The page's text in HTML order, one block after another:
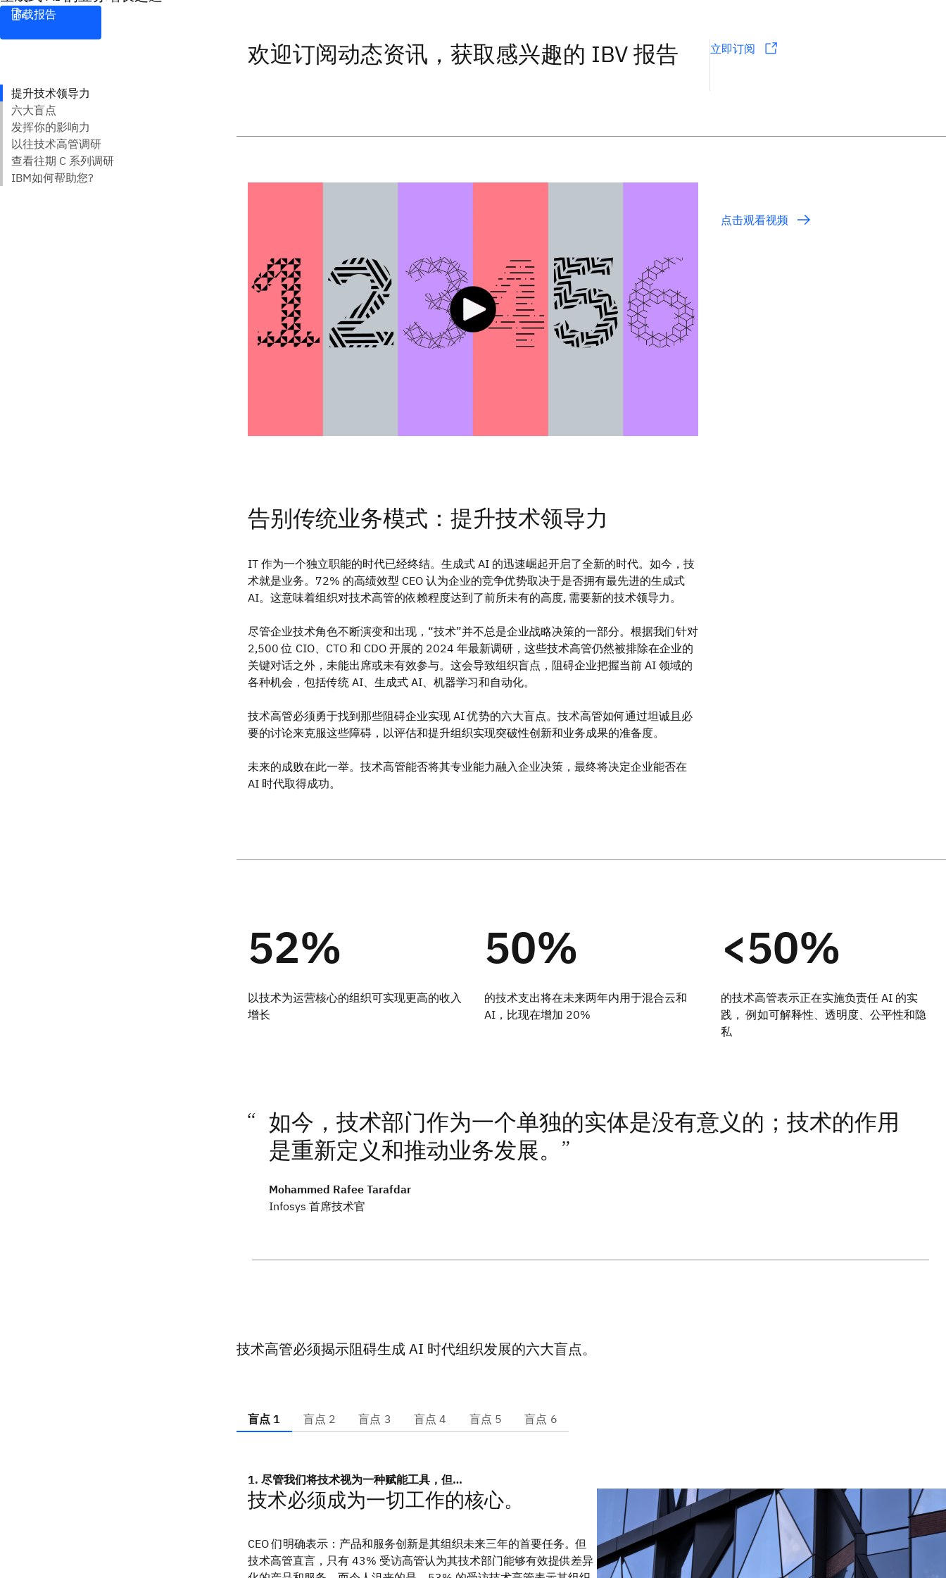
下载报告
欢迎订阅动态资讯，获取感兴趣的 IBV 报告 立即订阅
点击观看视频
告别传统业务模式：提升技术领导力
IT 作为一个独立职能的时代已经终结。生成式 AI 的迅速崛起开启了全新的时代。如今，技
术就是业务。72% 的高绩效型 CEO 认为企业的竞争优势取决于是否拥有最先进的生成式
AI。这意味着组织对技术高管的依赖程度达到了前所未有的高度, 需要新的技术领导力。
尽管企业技术角色不断演变和出现，“技术”并不总是企业战略决策的一部分。根据我们针对
2,500 位 CIO、CTO 和 CDO 开展的 2024 年最新调研，这些技术高管仍然被排除在企业的
关键对话之外，未能出席或未有效参与。这会导致组织盲点，阻碍企业把握当前 AI 领域的
各种机会，包括传统 AI、生成式 AI、机器学习和自动化。
技术高管必须勇于找到那些阻碍企业实现 AI 优势的六大盲点。技术高管如何通过坦诚且必
要的讨论来克服这些障碍，以评估和提升组织实现突破性创新和业务成果的准备度。
未来的成败在此一举。技术高管能否将其专业能力融入企业决策，最终将决定企业能否在
AI 时代取得成功。
52%
以技术为运营核心的组织可实现更高的收入
增长
50%
的技术支出将在未来两年内用于混合云和
AI，比现在增加 20%
<50%
的技术高管表示正在实施负责任 AI 的实
践， 例如可解释性、透明度、公平性和隐
私
如今，技术部门作为一个单独的实体是没有意义的；技术的作用
是重新定义和推动业务发展。
Mohammed Rafee Tarafdar
Infosys 首席技术官
技术高管必须揭示阻碍生成 AI 时代组织发展的六大盲点。
盲点 1 盲点 2 盲点 3 盲点 4 盲点 5 盲点 6
1. 尽管我们将技术视为一种赋能工具，但…
技术必须成为一切工作的核心。
CEO 们明确表示：产品和服务创新是其组织未来三年的首要任务。但
技术高管直言，只有 43% 受访高管认为其技术部门能够有效提供差异